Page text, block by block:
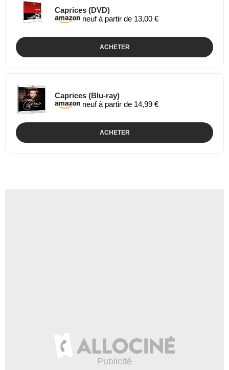
Caprices (DVD)
neuf à partir de 13,00 €
ACHETER
Caprices (Blu-ray)
neuf à partir de 14,99 €
ACHETER